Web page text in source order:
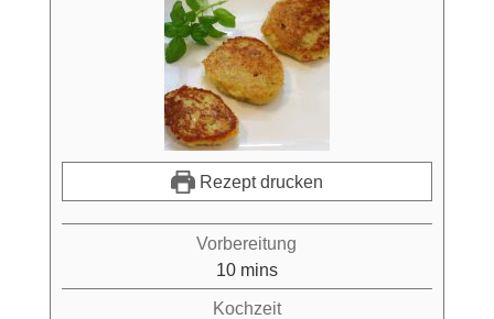
Rezept drucken
Vorbereitung
10minutes
mins
Kochzeit